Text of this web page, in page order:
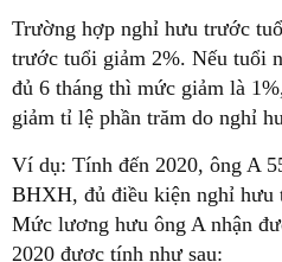
Trường hợp nghỉ hưu trước
trước tuổi giảm 2%. Nếu tuổi
đủ 6 tháng thì mức giảm là
giảm tỉ lệ phần trăm do nghỉ
Ví dụ: Tính đến 2020, ông A
BHXH, đủ điều kiện nghỉ hưu
Mức lương hưu ông A nhận
2020 được tính như sau: